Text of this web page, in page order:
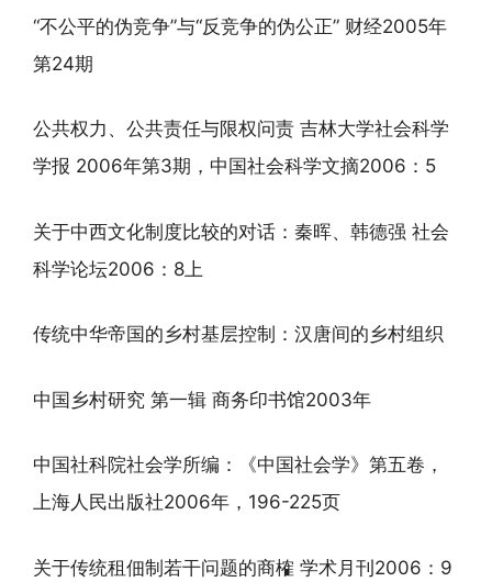
“不公平的伪竞争”与“反竞争的伪公正” 财经2005年
第24期
公共权力、公共责任与限权问责 吉林大学社会科学
学报 2006年第3期，中国社会科学文摘2006：5
关于中西文化制度比较的对话：秦晖、韩德强 社会
科学论坛2006：8上
传统中华帝国的乡村基层控制：汉唐间的乡村组织
中国乡村研究 第一辑 商务印书馆2003年
中国社科院社会学所编：《中国社会学》第五卷，
上海人民出版社2006年，196-225页
关于传统租佃制若干问题的商榷 学术月刊2006：9